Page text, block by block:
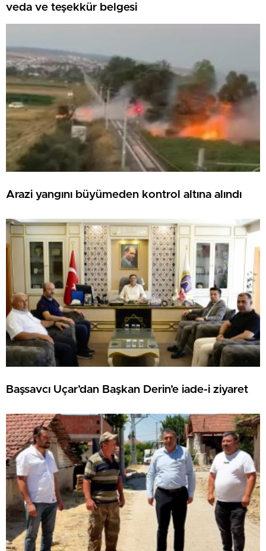
veda ve teşekkür belgesi
Arazi yangını büyümeden kontrol altına alındı
Başsavcı Uçar’dan Başkan Derin’e iade-i ziyaret